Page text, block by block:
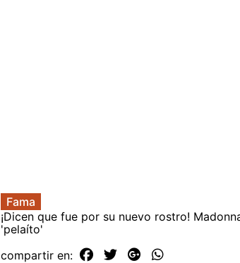
Fama
¡Dicen que fue por su nuevo rostro!
'pelaíto'
compartir en: